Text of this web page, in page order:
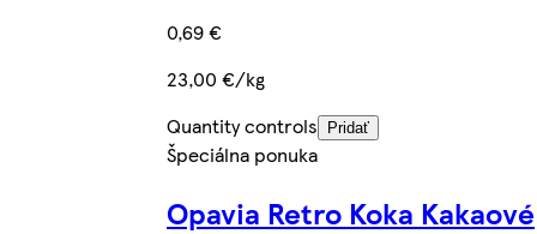
0,69 €
23,00 €/kg
Quantity controls
Pridať
Špeciálna ponuka
Opavia Retro Koka Kakaové